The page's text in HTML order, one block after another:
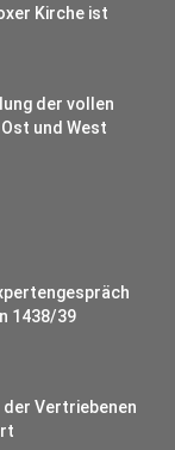
Kirche ist
der vollen
und West
1438/39
der Vertriebenen